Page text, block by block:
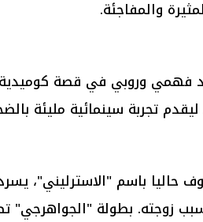
والمفاجئة.
فهمي وروبي في قصة
تجربة سينمائية مليئة
حاليا باسم "الاسترليني"،
زوجته. بطولة "الجواهرجي"